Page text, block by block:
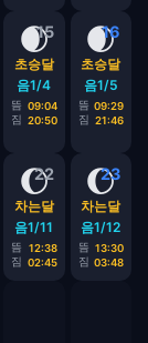
15
🌒
초승달
음1/4
뜸 09:04
짐 20:50
16
🌒
초승달
음1/5
뜸 09:29
짐 21:46
22
🌔
차는달
음1/11
뜸
12:38
짐 02:45
23
🌔
차는달
음1/12
뜸 13:30
짐 03:48